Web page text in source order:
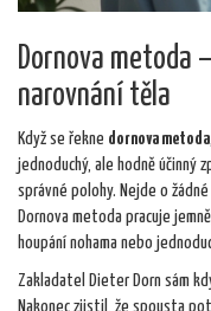
Dornova metoda
narovnání těla
Když se řekne dornova metoda
jednoduchý, ale hodně
správné polohy. Nejde o
Dornova metoda pracuje
houpání nohama nebo
Zakladatel Dieter Dorn sám
Nakonec zjistil, že spousta